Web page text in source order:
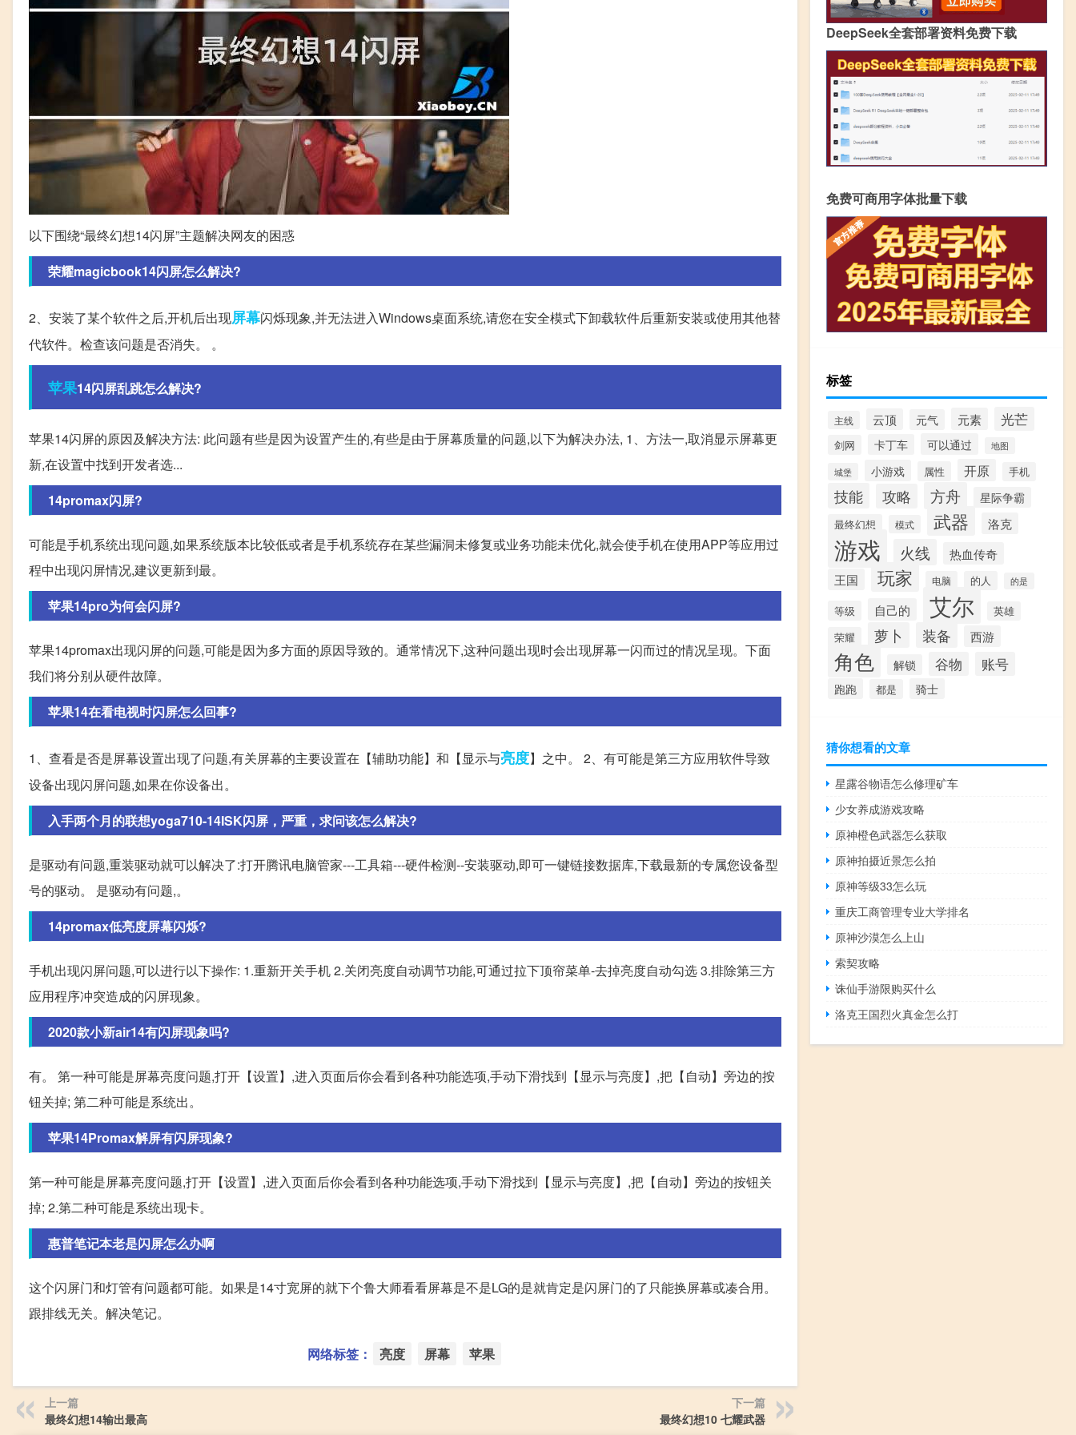
以下围绕“最终幻想14闪屏”主题解决网友的困惑
荣耀magicbook14闪屏怎么解决?
2、安装了某个软件之后,开机后出现屏幕闪烁现象,并无法进入Windows桌面系统,请您在安全模式下卸载软件后重新安装或使用其他替
代软件。检查该问题是否消失。 。
苹果14闪屏乱跳怎么解决?
苹果14闪屏的原因及解决方法: 此问题有些是因为设置产生的,有些是由于屏幕质量的问题,以下为解决办法, 1、方法一,取消显示屏幕更
新,在设置中找到开发者选...
14promax闪屏?
可能是手机系统出现问题,如果系统版本比较低或者是手机系统存在某些漏洞未修复或业务功能未优化,就会使手机在使用APP等应用过
程中出现闪屏情况,建议更新到最。
苹果14pro为何会闪屏?
苹果14promax出现闪屏的问题,可能是因为多方面的原因导致的。通常情况下,这种问题出现时会出现屏幕一闪而过的情况呈现。下面
我们将分别从硬件故障。
苹果14在看电视时闪屏怎么回事?
1、查看是否是屏幕设置出现了问题,有关屏幕的主要设置在【辅助功能】和【显示与亮度】之中。 2、有可能是第三方应用软件导致
设备出现闪屏问题,如果在你设备出。
入手两个月的联想yoga710-14ISK闪屏，严重，求问该怎么解决?
是驱动有问题,重装驱动就可以解决了:打开腾讯电脑管家---工具箱---硬件检测--安装驱动,即可一键链接数据库,下载最新的专属您设备型
号的驱动。 是驱动有问题,。
14promax低亮度屏幕闪烁?
手机出现闪屏问题,可以进行以下操作: 1.重新开关手机 2.关闭亮度自动调节功能,可通过拉下顶帘菜单-去掉亮度自动勾选 3.排除第三方
应用程序冲突造成的闪屏现象。
2020款小新air14有闪屏现象吗?
有。 第一种可能是屏幕亮度问题,打开【设置】,进入页面后你会看到各种功能选项,手动下滑找到【显示与亮度】,把【自动】旁边的按
钮关掉; 第二种可能是系统出。
苹果14Promax解屏有闪屏现象?
第一种可能是屏幕亮度问题,打开【设置】,进入页面后你会看到各种功能选项,手动下滑找到【显示与亮度】,把【自动】旁边的按钮关
掉; 2.第二种可能是系统出现卡。
惠普笔记本老是闪屏怎么办啊
这个闪屏门和灯管有问题都可能。如果是14寸宽屏的就下个鲁大师看看屏幕是不是LG的是就肯定是闪屏门的了只能换屏幕或凑合用。
跟排线无关。解决笔记。
网络标签： 亮度 屏幕 苹果
上一篇
最终幻想14输出最高
下一篇
最终幻想10 七耀武器
DeepSeek全套部署资料免费下载
免费可商用字体批量下载
标签
主线 云顶 元气 元素 光芒
剑网 卡丁车 可以通过 地图
城堡 小游戏 属性 开原 手机
技能 攻略 方舟 星际争霸
最终幻想 模式 武器 洛克
游戏 火线 热血传奇
王国 玩家 电脑 的人 的是
等级 自己的 艾尔 英雄
荣耀 萝卜 装备 西游
角色 解锁 谷物 账号
跑跑 都是 骑士
猜你想看的文章
星露谷物语怎么修理矿车
少女养成游戏攻略
原神橙色武器怎么获取
原神拍摄近景怎么拍
原神等级33怎么玩
重庆工商管理专业大学排名
原神沙漠怎么上山
索契攻略
诛仙手游限购买什么
洛克王国烈火真金怎么打